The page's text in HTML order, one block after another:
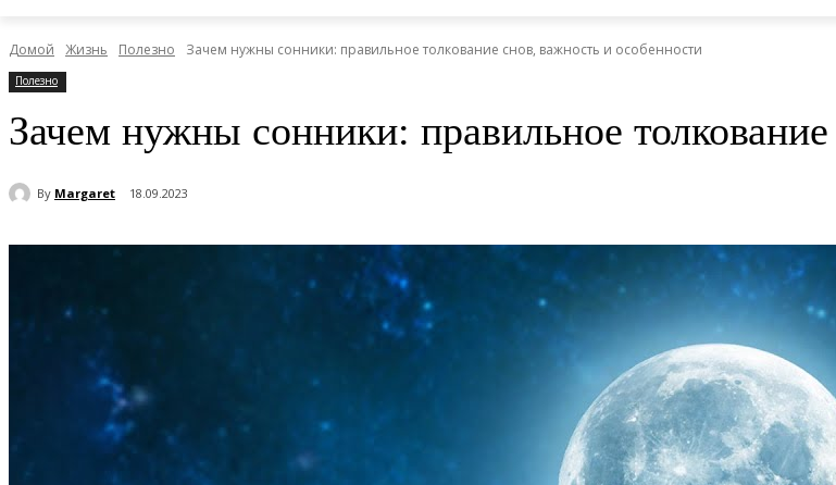
Домой Жизнь Полезно Зачем нужны сонники: правильное толкование снов, важность и особенности
Полезно
Зачем нужны сонники: правильное
By Margaret 18.09.2023